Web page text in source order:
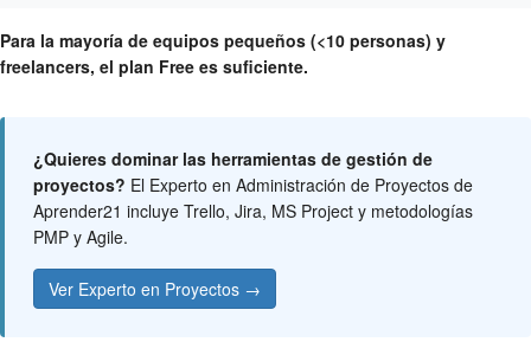
Para la mayoría de equipos pequeños (<10 personas) y
freelancers, el plan Free es suficiente.
¿Quieres dominar las herramientas de gestión de
proyectos? El Experto en Administración de Proyectos de
Aprender21 incluye Trello, Jira, MS Project y metodologías
PMP y Agile.
Ver Experto en Proyectos →